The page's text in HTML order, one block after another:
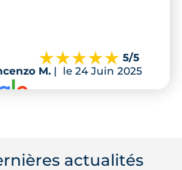
5/5
M. | le 24 Juin 2025
actualités